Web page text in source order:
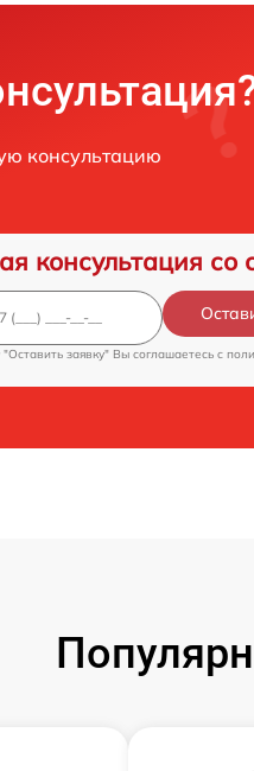
консультацию
консультация со
заявку" Вы соглашаетесь c